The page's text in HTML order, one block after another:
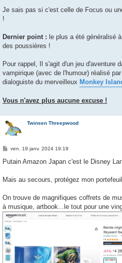
Je sais pas si c'est celle de Focus ou
!
Dernier point : le plus a été généralisé
des poussières !
Pour rappel, Il s'agit d'un jeu d'aventure
vampirique (avec de l'humour) réalisé
dialoguiste du merveilleux Monkey
Vous n'avez plus aucune excuse !
Twinsen Threepwood
M
s
g
ven. 19 janv. 2024 19:19
Putain Amazon Japan c'est le Disney
Mais au secours, protégez mon
On trouve de magnifiques coffrets de
à musique, artbook...le tout pour une